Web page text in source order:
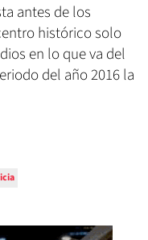
antes de los
histórico solo
en lo que va del
del año 2016 la